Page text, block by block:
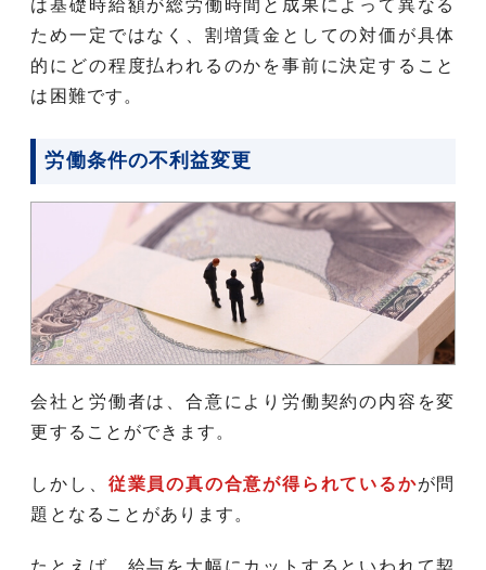
は基礎時給額が総労働時間と成果によって異なる
ため一定ではなく、割増賃金としての対価が具体
的にどの程度払われるのかを事前に決定すること
は困難です。
労働条件の不利益変更
会社と労働者は、合意により労働契約の内容を変
更することができます。
しかし、 従業員の真の合意が得られているかが問
題となることがあります。
たとえば、給与を大幅にカットするといわれて契